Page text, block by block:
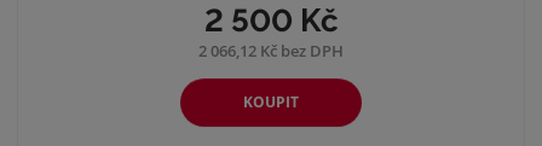
2 500 Kč
2 066,12 Kč bez DPH
KOUPIT